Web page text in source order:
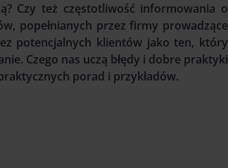
Czy też częstotliwość informowania o
popełnianych przez firmy prowadzące
potencjalnych klientów jako ten, który
Czego nas uczą błędy i dobre praktyki
porad i przykładów.